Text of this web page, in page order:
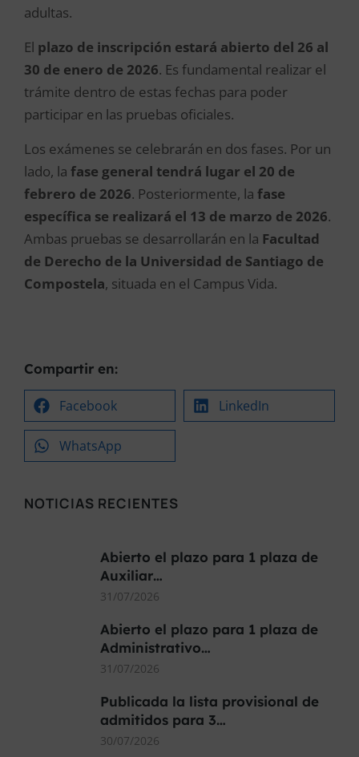
adultas.
El plazo de inscripción estará abierto del 26 al
30 de enero de 2026. Es fundamental realizar el
trámite dentro de estas fechas para poder
participar en las pruebas oficiales.
Los exámenes se celebrarán en dos fases. Por un
lado, la fase general tendrá lugar el 20 de
febrero de 2026. Posteriormente, la fase
específica se realizará el 13 de marzo de 2026.
Ambas pruebas se desarrollarán en la Facultad
de Derecho de la Universidad de Santiago de
Compostela, situada en el Campus Vida.
Compartir en:
Facebook LinkedIn
WhatsApp
NOTICIAS RECIENTES
Abierto el plazo para 1 plaza de
Auxiliar…
31/07/2026
Abierto el plazo para 1 plaza de
Administrativo…
31/07/2026
Publicada la lista provisional de
admitidos para 3…
30/07/2026